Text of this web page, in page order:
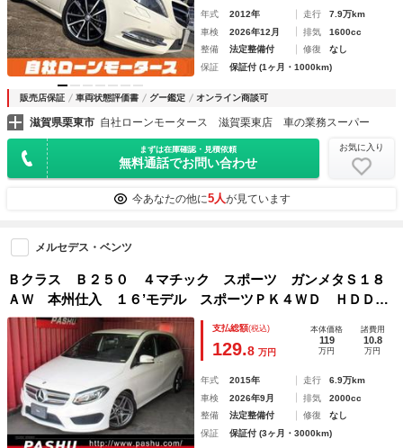
年式 2012年 走行
7.9万km
車検
2026年12月 排気
1600cc
整備
法定整備付 修復
なし
保証
保証付 (1ヶ月・1000km)
販売店保証 車両状態評価書 グー鑑定 オンライン商談可
滋賀県栗東市 自社ローンモータース 滋賀栗東店 車の業務スーパー
まずは在庫確認・見積依頼
無料通話でお問い合わせ
お気に入り
今あなたの他に5人が見ています
メルセデス・ベンツ
Ｂクラス Ｂ２５０ ４マチック スポーツ ガンメタＳ１８
ＡＷ 本州仕入 １６’モデル スポーツＰＫ４ＷＤ ＨＤＤナ
ビ地デジＴＶバックカメラ レザーシート衝突被害軽減ブレー
キレーンキープアシストＨＩＤヘッドライトＬＥＤ ワイドガ
ンメタＭ１８ＡＷ ドラレコ前後 レーダーミラー
支払総額(税込)
129.8 万円
本体価格
119
万円
諸費用
10.8
万円
年式 2015年 走行
6.9万km
車検
2026年9月 排気
2000cc
整備
法定整備付 修復
なし
保証
保証付 (3ヶ月・3000km)